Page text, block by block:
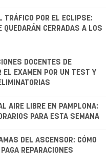
TRÁFICO POR EL ECLIPSE:
CERRADAS A LOS
DOCENTES DE
EL EXAMEN POR UN TEST Y
AIRE LIBRE EN PAMPLONA:
PARA ESTA SEMANA
DEL ASCENSOR: CÓMO
REPARACIONES